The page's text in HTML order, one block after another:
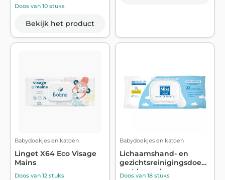
Doos van 10 stuks
Bekijk het product
Babydoekjes en katoen
Linget X64 Eco Visage
Mains
Doos van 12 stuks
Babydoekjes en katoen
Lichaamshand- en
gezichtsreinigingsdoekjes
met hypoal...
Doos van 18 stuks